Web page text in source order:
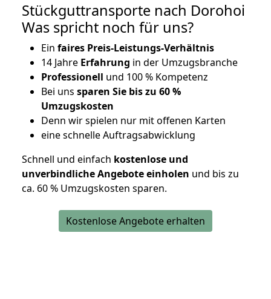
Stückguttransporte nach Dorohoi
Was spricht noch für uns?
Ein faires Preis-Leistungs-Verhältnis
14 Jahre Erfahrung in der Umzugsbranche
Professionell und 100 % Kompetenz
Bei uns sparen Sie bis zu 60 %
Umzugskosten
Denn wir spielen nur mit offenen Karten
eine schnelle Auftragsabwicklung
Schnell und einfach kostenlose und
unverbindliche Angebote einholen und bis zu
ca. 60 % Umzugskosten sparen.
Kostenlose Angebote erhalten